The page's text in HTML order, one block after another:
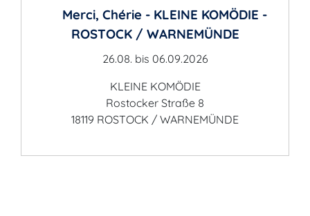
Merci, Chérie - KLEINE KOMÖDIE -
ROSTOCK / WARNEMÜNDE
26.08. bis 06.09.2026
KLEINE KOMÖDIE
Rostocker Straße 8
18119 ROSTOCK / WARNEMÜNDE